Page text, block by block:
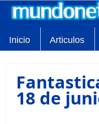
Inicio Articulos
18 de